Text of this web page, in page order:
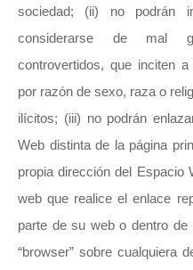
sociedad; (ii) no podrán
considerarse de mal
controvertidos, que inciten
por razón de sexo, raza o
ilícitos; (iii) no podrán
Web distinta de la página
propia dirección del Espacio
web que realice el enlace
parte de su web o dentro de
“browser” sobre cualquiera